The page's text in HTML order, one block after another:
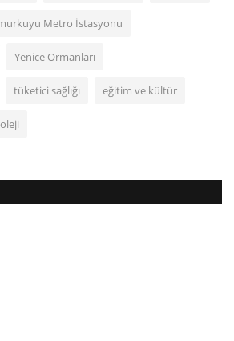
Metro İstasyonu
Yenice Ormanları
tüketici sağlığı eğitim ve kültür